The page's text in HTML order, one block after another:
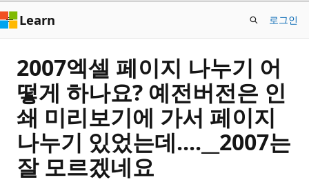
Learn 로그인
2007엑셀 페이지 나누기 어
떻게 하나요? 예전버전은 인
쇄 미리보기에 가서 페이지
나누기 있었는데....__2007는
잘 모르겠네요